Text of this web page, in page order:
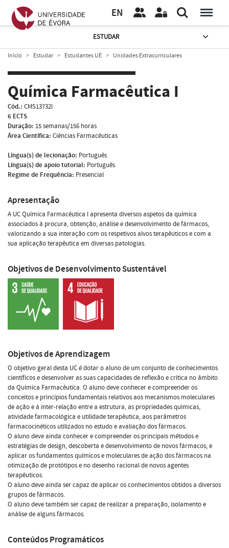
EN
ESTUDAR
Início Estudar Estudantes UÉ Unidades Extracurriculares
Química Farmacêutica I
Cód.: CMS13732I
6 ECTS
Duração: 15 semanas/156 horas
Área Científica: Ciências Farmacêuticas
Língua(s) de lecionação: Português
Língua(s) de apoio tutorial: Português
Regime de Frequência: Presencial
Apresentação
A UC Química Farmacêutica I apresenta diversos aspetos da química
associados à procura, obtenção, análise e desenvolvimento de fármacos,
valorizando a sua interação com os respetivos alvos terapêuticos e com a
sua aplicação terapêutica em diversas patologias.
Objetivos de Desenvolvimento Sustentável
Objetivos de Aprendizagem
O objetivo geral desta UC é dotar o aluno de um conjunto de conhecimentos
científicos e desenvolver as suas capacidades de reflexão e crítica no âmbito
da Química Farmacêutica. O aluno deve conhecer e compreender os
conceitos e princípios fundamentais relativos aos mecanismos moleculares
de ação e à inter-relação entre a estrutura, as propriedades químicas,
atividade farmacológica e utilidade terapêutica, aos parâmetros
farmacocinéticos utilizados no estudo e avaliação dos fármacos.
O aluno deve ainda conhecer e compreender os principais métodos e
estratégias de design, descoberta e desenvolvimento de novos fármacos, e
aplicar os fundamentos químicos e moleculares de ação dos fármacos na
otimização de protótipos e no desenho racional de novos agentes
terapêuticos.
O aluno deve ainda ser capaz de aplicar os conhecimentos obtidos a diversos
grupos de fármacos.
O aluno deve também ser capaz de realizar a preparação, isolamento e
análise de alguns fármacos.
Conteúdos Programáticos